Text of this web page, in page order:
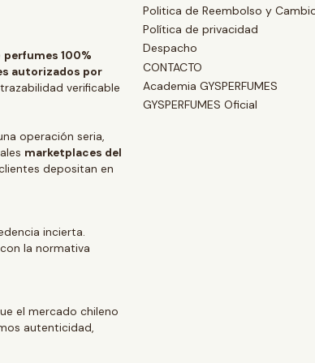
perfumes 100%
autorizados por
verificable
operación seria,
marketplaces del
depositan en
incierta.
la normativa
el mercado chileno
autenticidad,
Politica de Reembolso y
Política de privacidad
Despacho
CONTACTO
Academia GYSPERFUMES
GYSPERFUMES Oficial